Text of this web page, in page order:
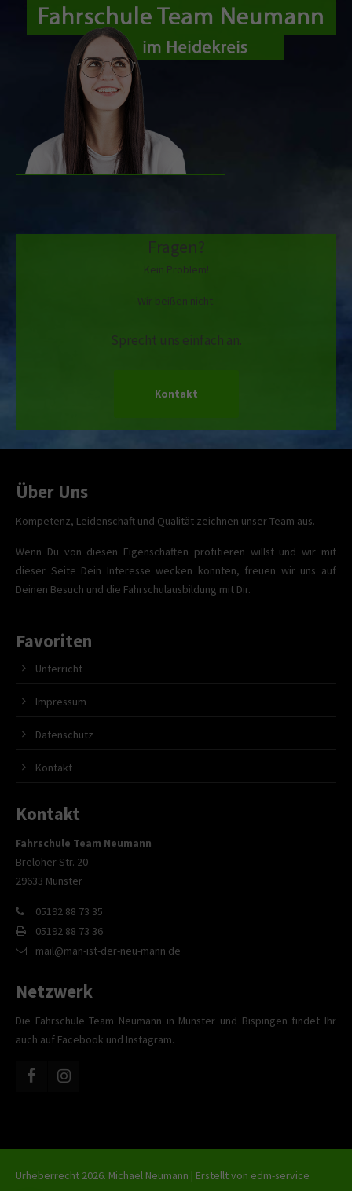
Fragen?
Kein Problem!
Wir beißen nicht.
Sprecht uns einfach an.
Kontakt
Über Uns
Kompetenz, Leidenschaft und Qualität zeichnen unser Team aus.
Wenn Du von diesen Eigenschaften profitieren willst und wir mit
dieser Seite Dein Interesse wecken konnten, freuen wir uns auf
Deinen Besuch und die Fahrschulausbildung mit Dir.
Favoriten
Unterricht
Impressum
Datenschutz
Kontakt
Kontakt
Fahrschule Team Neumann
Breloher Str. 20
29633 Munster
05192 88 73 35
05192 88 73 36
mail@man-ist-der-neu-mann.de
Netzwerk
Die Fahrschule Team Neumann in Munster und Bispingen findet Ihr
auch auf Facebook und Instagram.
Urheberrecht 2026. Michael Neumann | Erstellt von edm-service